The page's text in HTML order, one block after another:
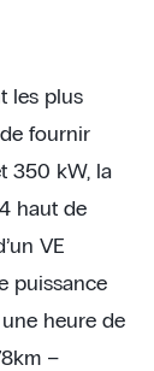
les plus
fournir
350 kW, la
haut de
VE
puissance
heure de
–